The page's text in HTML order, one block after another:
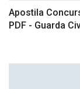
Apostila
PDF - Guarda